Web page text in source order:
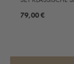
79,00 €